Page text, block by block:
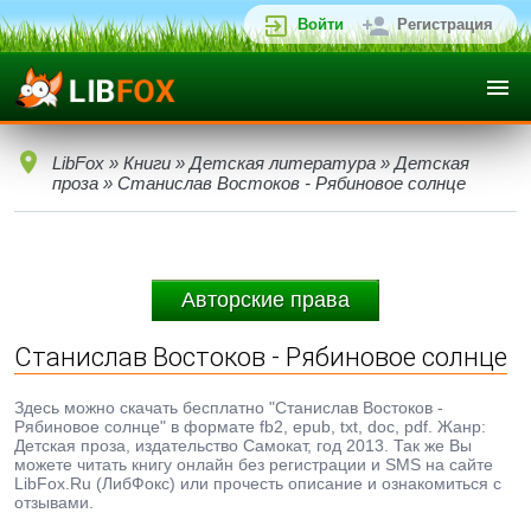
Войти Регистрация
LibFox » Книги » Детская литература » Детская
проза » Станислав Востоков - Рябиновое солнце
Авторские права
Станислав Востоков - Рябиновое солнце
Здесь можно скачать бесплатно "Станислав Востоков -
Рябиновое солнце" в формате fb2, epub, txt, doc, pdf. Жанр:
Детская проза, издательство Самокат, год 2013. Так же Вы
можете читать книгу онлайн без регистрации и SMS на сайте
LibFox.Ru (ЛибФокс) или прочесть описание и ознакомиться с
отзывами.